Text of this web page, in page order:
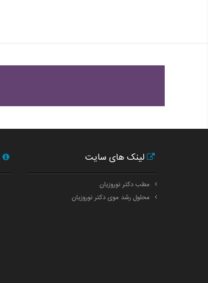
لینک های سایت
مطب دکتر نوروزیان
محلول رشد موی دکتر نوروزیان